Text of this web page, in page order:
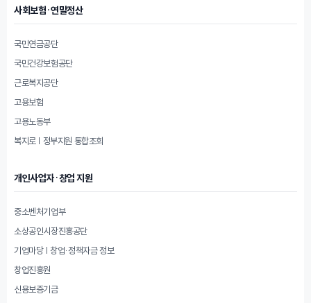
사회보험·연말정산
국민연금공단
국민건강보험공단
근로복지공단
고용보험
고용노동부
복지로 | 정부지원 통합조회
개인사업자·창업 지원
중소벤처기업부
소상공인시장진흥공단
기업마당 | 창업·정책자금 정보
창업진흥원
신용보증기금